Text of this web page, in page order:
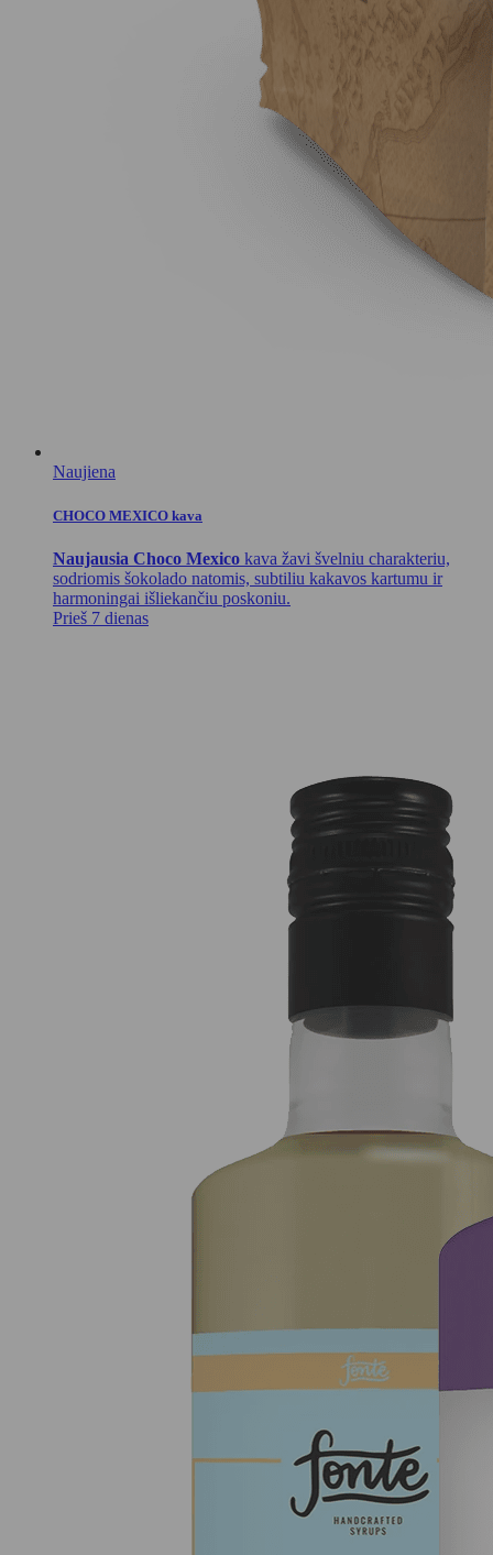
Naujiena
CHOCO MEXICO kava
Naujausia Choco Mexico kava žavi švelniu charakteriu,
sodriomis šokolado natomis, subtiliu kakavos kartumu ir
harmoningai išliekančiu poskoniu.
Prieš 7 dienas